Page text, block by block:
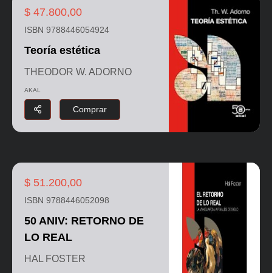
$ 47.800,00
ISBN 9788446054924
Teoría estética
THEODOR W. ADORNO
AKAL
Comprar
$ 51.200,00
ISBN 9788446052098
50 ANIV: RETORNO DE
LO REAL
HAL FOSTER